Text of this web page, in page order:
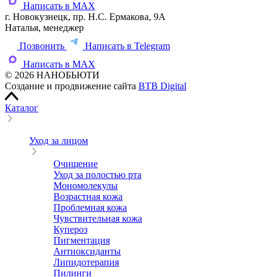
Написать в MAX
г. Новокузнецк, пр. Н.С. Ермакова, 9А
Наталья, менеджер
Позвонить
Написать в Telegram
Написать в MAX
© 2026 НАНОБЬЮТИ
Создание и продвижение сайта BTB Digital
Каталог
Уход за лицом
Очищение
Уход за полостью рта
Мономолекулы
Возрастная кожа
Проблемная кожа
Чувствительная кожа
Купероз
Пигментация
Антиоксиданты
Липидотерапия
Пилинги